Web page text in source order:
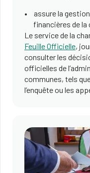
assure la
financières de la
Le service de la
Feuille Officielle,
consulter les
officielles de
communes, tels
l’enquête ou les